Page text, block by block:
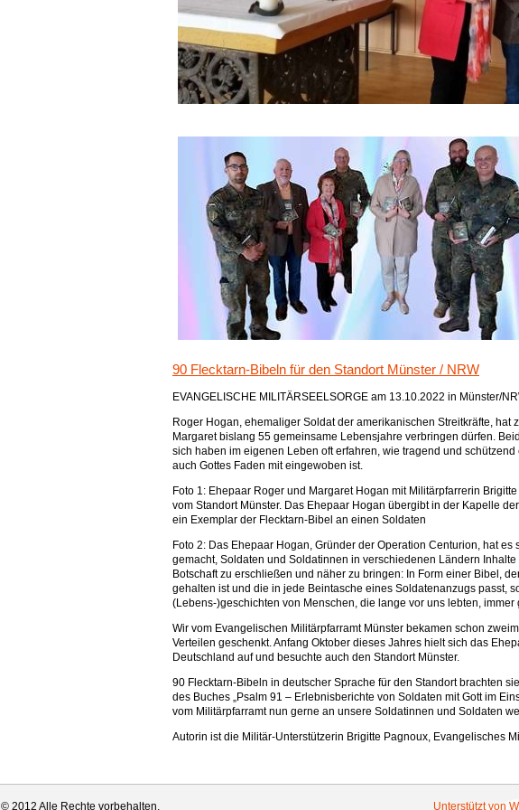
90 Flecktarn-Bibeln für den Standort Münster / NRW
EVANGELISCHE MILITÄRSEELSORGE am 13.10.2022 in Münster/
Roger Hogan, ehemaliger Soldat der amerikanischen Streitkräfte, hat
Margaret bislang 55 gemeinsame Lebensjahre verbringen dürfen.
sich haben im eigenen Leben oft erfahren, wie tragend und schützend
auch Gottes Faden mit eingewoben ist.
Foto 1: Ehepaar Roger und Margaret Hogan mit Militärpfarrerin
vom Standort Münster. Das Ehepaar Hogan übergibt in der Kapelle
ein Exemplar der Flecktarn-Bibel an einen Soldaten
Foto 2: Das Ehepaar Hogan, Gründer der Operation Centurion, hat es
gemacht, Soldaten und Soldatinnen in verschiedenen Ländern
Botschaft zu erschließen und näher zu bringen: In Form einer Bibel,
gehalten ist und die in jede Beintasche eines Soldatenanzugs passt,
(Lebens-)geschichten von Menschen, die lange vor uns lebten, immer
Wir vom Evangelischen Militärpfarramt Münster bekamen schon
Verteilen geschenkt. Anfang Oktober dieses Jahres hielt sich das
Deutschland auf und besuchte auch den Standort Münster.
90 Flecktarn-Bibeln in deutscher Sprache für den Standort brachten
des Buches „Psalm 91 – Erlebnisberichte von Soldaten mit Gott im
vom Militärpfarramt nun gerne an unsere Soldatinnen und Soldaten
Autorin ist die Militär-Unterstützerin Brigitte Pagnoux, Evangelisches
© 2012 Alle Rechte vorbehalten. Unterstützt von